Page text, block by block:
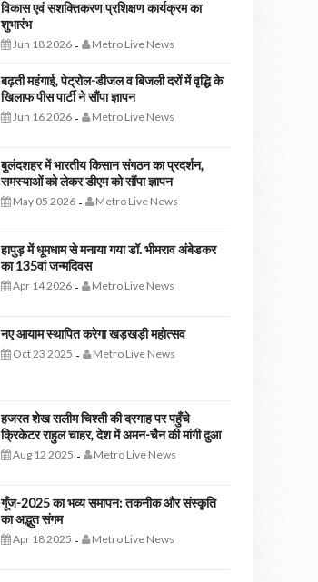
विकास एवं सशक्तिकरण प्रशिक्षण कार्यक्रम का
शुभारंभ
Jun 18 2026 - Metro Live News
बढ़ती महंगाई, पेट्रोल-डीजल व बिजली दरों में वृद्धि के
खिलाफ पीस पार्टी ने सौंपा ज्ञापन
Jun 16 2026 - Metro Live News
बुलंदशहर में भारतीय किसान संगठन का प्रदर्शन,
समस्याओं को लेकर डीएम को सौंपा ज्ञापन
May 05 2026 - Metro Live News
हापुड़ में धूमधाम से मनाया गया डॉ. भीमराव अंबेडकर
का 135वां जन्मदिवस
Apr 14 2026 - Metro Live News
नए आयाम स्थापित करेगा खड़खड़ी महोत्सव
Oct 23 2025 - Metro Live News
हजरत शेख सलीम चिश्ती की दरगाह पर पहुँचे
क्रिकेटर राहुल चाहर, देश में अमन-चैन की मांगी दुआ
Aug 12 2025 - Metro Live News
गूँज-2025 का भव्य समापन: तकनीक और संस्कृति
का अद्भुत संगम
Apr 18 2025 - Metro Live News